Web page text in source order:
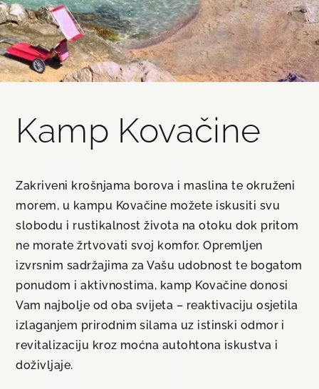
Kamp Kovačine
Zakriveni krošnjama borova i maslina te okruženi
morem, u kampu Kovačine možete iskusiti svu
slobodu i rustikalnost života na otoku dok pritom
ne morate žrtvovati svoj komfor. Opremljen
izvrsnim sadržajima za Vašu udobnost te bogatom
ponudom i aktivnostima, kamp Kovačine donosi
Vam najbolje od oba svijeta – reaktivaciju osjetila
izlaganjem prirodnim silama uz istinski odmor i
revitalizaciju kroz moćna autohtona iskustva i
doživljaje.